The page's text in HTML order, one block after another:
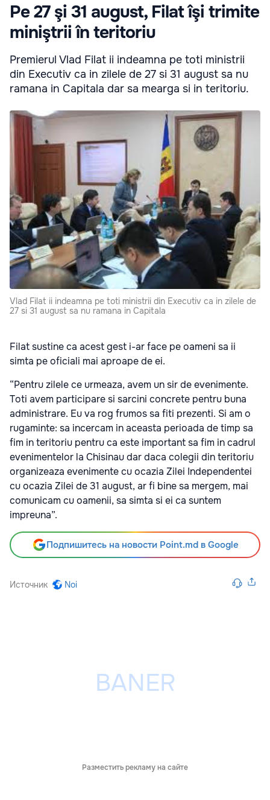
Pe 27 şi 31 august, Filat îşi trimite
miniştrii în teritoriu
Premierul Vlad Filat ii indeamna pe toti ministrii
din Executiv ca in zilele de 27 si 31 august sa nu
ramana in Capitala dar sa mearga si in teritoriu.
Vlad Filat ii indeamna pe toti ministrii din Executiv ca in zilele de
27 si 31 august sa nu ramana in Capitala
Filat sustine ca acest gest i-ar face pe oameni sa ii
simta pe oficiali mai aproape de ei.
“Pentru zilele ce urmeaza, avem un sir de evenimente.
Toti avem participare si sarcini concrete pentru buna
administrare. Eu va rog frumos sa fiti prezenti. Si am o
rugaminte: sa incercam in aceasta perioada de timp sa
fim in teritoriu pentru ca este important sa fim in cadrul
evenimentelor la Chisinau dar daca colegii din teritoriu
organizeaza evenimente cu ocazia Zilei Independentei
cu ocazia Zilei de 31 august, ar fi bine sa mergem, mai
comunicam cu oamenii, sa simta si ei ca suntem
impreuna”.
Подпишитесь на новости Point.md в Google
Источник Noi
Разместить рекламу на сайте